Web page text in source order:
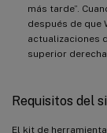
más tarde”.
después de que
actualizaciones
superior
Requisitos del
El kit de